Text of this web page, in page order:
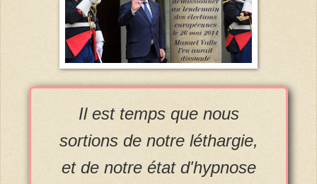
Il est temps que nous
sortions de notre léthargie,
et de notre état d'hypnose